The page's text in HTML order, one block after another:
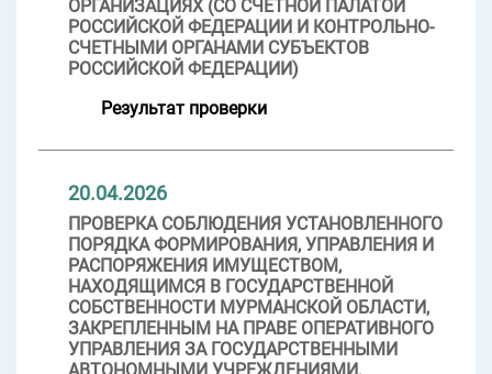
ОРГАНИЗАЦИЯХ (СО СЧЕТНОЙ ПАЛАТОЙ
РОССИЙСКОЙ ФЕДЕРАЦИИ И КОНТРОЛЬНО-
СЧЕТНЫМИ ОРГАНАМИ СУБЪЕКТОВ
РОССИЙСКОЙ ФЕДЕРАЦИИ)
Результат проверки
20.04.2026
ПРОВЕРКА СОБЛЮДЕНИЯ УСТАНОВЛЕННОГО
ПОРЯДКА ФОРМИРОВАНИЯ, УПРАВЛЕНИЯ И
РАСПОРЯЖЕНИЯ ИМУЩЕСТВОМ,
НАХОДЯЩИМСЯ В ГОСУДАРСТВЕННОЙ
СОБСТВЕННОСТИ МУРМАНСКОЙ ОБЛАСТИ,
ЗАКРЕПЛЕННЫМ НА ПРАВЕ ОПЕРАТИВНОГО
УПРАВЛЕНИЯ ЗА ГОСУДАРСТВЕННЫМИ
АВТОНОМНЫМИ УЧРЕЖДЕНИЯМИ,